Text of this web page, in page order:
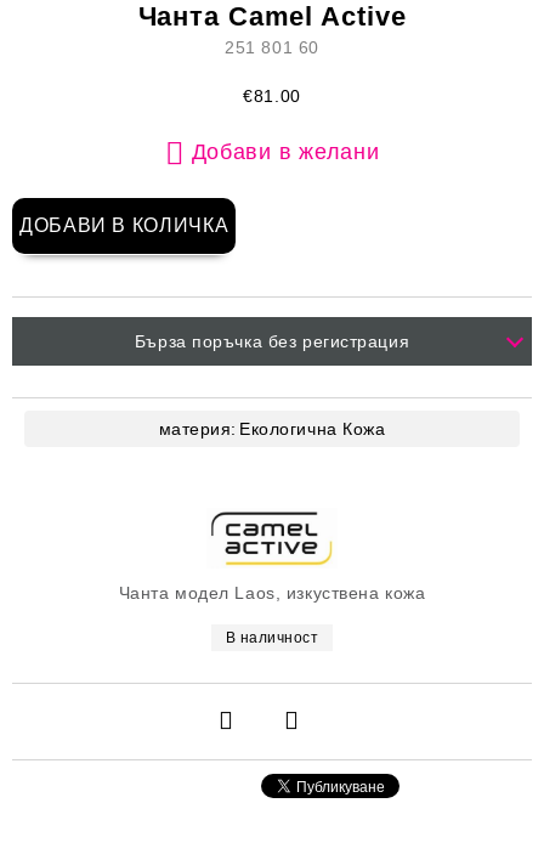
Чанта модел Laos, изкуствена кожа
В наличност
Чанта Camel Active
251 801 60
€81.00
Добави в желани
Бърза поръчка без регистрация
материя: Екологична Кожа